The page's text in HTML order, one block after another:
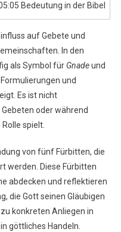
Bedeutung in der Bibel
auf Gebete und
In den
als Symbol für Gnadeund
und
Es ist nicht
oder während
spielt.
von fünf Fürbitten, die
werden. Diese Fürbitten
abdecken und reflektieren
die Gott seinen Gläubigen
konkreten Anliegen in
göttliches Handeln.